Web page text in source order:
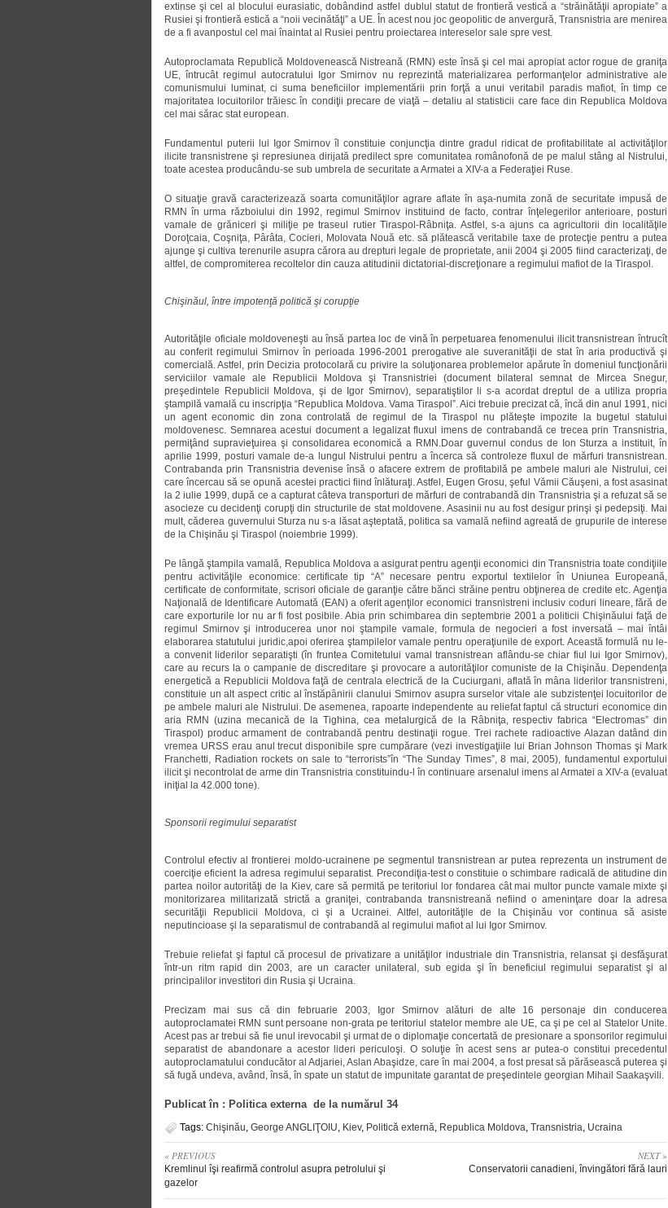
extinse şi cel al blocului eurasiatic, dobândind astfel dublul statut de frontieră vestică a “străinătăţii apropiate” a
Rusiei şi frontieră estică a “noii vecinătăţi” a UE. În acest nou joc geopolitic de anvergură, Transnistria are menirea
de a fi avanpostul cel mai înaintat al Rusiei pentru proiectarea intereselor sale spre vest.
Autoproclamata Republică Moldovenească Nistreană (RMN) este însă şi cel mai apropiat actor rogue de graniţa
UE, întrucât regimul autocratului Igor Smirnov nu reprezintă materializarea performanţelor administrative ale
comunismului luminat, ci suma beneficiilor implementării prin forţă a unui veritabil paradis mafiot, în timp ce
majoritatea locuitorilor trăiesc în condiţii precare de viaţă – detaliu al statisticii care face din Republica Moldova
cel mai sărac stat european.
Fundamentul puterii lui Igor Smirnov îl constituie conjuncţia dintre gradul ridicat de profitabilitate al activităţilor
ilicite transnistrene şi represiunea dirijată predilect spre comunitatea românofonă de pe malul stâng al Nistrului,
toate acestea producându-se sub umbrela de securitate a Armatei a XIV-a a Federaţiei Ruse.
O situaţie gravă caracterizează soarta comunităţilor agrare aflate în aşa-numita zonă de securitate impusă de
RMN în urma războiului din 1992, regimul Smirnov instituind de facto, contrar înţelegerilor anterioare, posturi
vamale de grăniceri şi miliţie pe traseul rutier Tiraspol-Râbniţa. Astfel, s-a ajuns ca agricultorii din localităţile
Doroţcaia, Coşniţa, Pârâta, Cocieri, Molovata Nouă etc. să plătească veritabile taxe de protecţie pentru a putea
ajunge şi cultiva terenurile asupra cărora au drepturi legale de proprietate, anii 2004 şi 2005 fiind caracterizaţi, de
altfel, de compromiterea recoltelor din cauza atitudinii dictatorial-discreţionare a regimului mafiot de la Tiraspol.
Chişinăul, între impotenţă politică şi corupţie
Autorităţile oficiale moldoveneşti au însă partea loc de vină în perpetuarea fenomenului ilicit transnistrean întrucît
au conferit regimului Smirnov în perioada 1996-2001 prerogative ale suveranităţii de stat în aria productivă şi
comercială. Astfel, prin Decizia protocolară cu privire la soluţionarea problemelor apărute în domeniul funcţionării
serviciilor vamale ale Republicii Moldova şi Transnistriei (document bilateral semnat de Mircea Snegur,
preşedintele Republicii Moldova, şi de Igor Smirnov), separatiştilor li s-a acordat dreptul de a utiliza propria
ştampilă vamală cu inscripţia “Republica Moldova. Vama Tiraspol”. Aici trebuie precizat că, încă din anul 1991, nici
un agent economic din zona controlată de regimul de la Tiraspol nu plăteşte impozite la bugetul statului
moldovenesc. Semnarea acestui document a legalizat fluxul imens de contrabandă ce trecea prin Transnistria,
permiţând supravieţuirea şi consolidarea economică a RMN.Doar guvernul condus de Ion Sturza a instituit, în
aprilie 1999, posturi vamale de-a lungul Nistrului pentru a încerca să controleze fluxul de mărfuri transnistrean.
Contrabanda prin Transnistria devenise însă o afacere extrem de profitabilă pe ambele maluri ale Nistrului, cei
care încercau să se opună acestei practici fiind înlăturaţi. Astfel, Eugen Grosu, şeful Vămii Căuşeni, a fost asasinat
la 2 iulie 1999, după ce a capturat câteva transporturi de mărfuri de contrabandă din Transnistria şi a refuzat să se
asocieze cu decidenţi corupţi din structurile de stat moldovene. Asasinii nu au fost desigur prinşi şi pedepsiţi. Mai
mult, căderea guvernului Sturza nu s-a lăsat aşteptată, politica sa vamală nefiind agreată de grupurile de interese
de la Chişinău şi Tiraspol (noiembrie 1999).
Pe lângă ştampila vamală, Republica Moldova a asigurat pentru agenţii economici din Transnistria toate condiţiile
pentru activităţile economice: certificate tip “A” necesare pentru exportul textilelor în Uniunea Europeană,
certificate de conformitate, scrisori oficiale de garanţie către bănci străine pentru obţinerea de credite etc. Agenţia
Naţională de Identificare Automată (EAN) a oferit agenţilor economici transnistreni inclusiv coduri lineare, fără de
care exporturile lor nu ar fi fost posibile. Abia prin schimbarea din septembrie 2001 a politicii Chişinăului faţă de
regimul Smirnov şi introducerea unor noi ştampile vamale, formula de negocieri a fost inversată – mai întâi
elaborarea statutului juridic,apoi oferirea ştampilelor vamale pentru operaţiunile de export. Această formulă nu le-
a convenit liderilor separatişti (în fruntea Comitetului vamal transnistrean aflându-se chiar fiul lui Igor Smirnov),
care au recurs la o campanie de discreditare şi provocare a autorităţilor comuniste de la Chişinău. Dependenţa
energetică a Republicii Moldova faţă de centrala electrică de la Cuciurgani, aflată în mâna liderilor transnistreni,
constituie un alt aspect critic al înstăpânirii clanului Smirnov asupra surselor vitale ale subzistenţei locuitorilor de
pe ambele maluri ale Nistrului. De asemenea, rapoarte independente au reliefat faptul că structuri economice din
aria RMN (uzina mecanică de la Tighina, cea metalurgică de la Râbniţa, respectiv fabrica “Electromas” din
Tiraspol) produc armament de contrabandă pentru destinaţii rogue. Trei rachete radioactive Alazan datând din
vremea URSS erau anul trecut disponibile spre cumpărare (vezi investigaţiile lui Brian Johnson Thomas şi Mark
Franchetti, Radiation rockets on sale to “terrorists”în “The Sunday Times”, 8 mai, 2005), fundamentul exportului
ilicit şi necontrolat de arme din Transnistria constituindu-l în continuare arsenalul imens al Armatei a XIV-a (evaluat
iniţial la 42.000 tone).
Sponsorii regimului separatist
Controlul efectiv al frontierei moldo-ucrainene pe segmentul transnistrean ar putea reprezenta un instrument de
coerciţie eficient la adresa regimului separatist. Precondiţia-test o constituie o schimbare radicală de atitudine din
partea noilor autorităţi de la Kiev, care să permită pe teritoriul lor fondarea cât mai multor puncte vamale mixte şi
monitorizarea militarizată strictă a graniţei, contrabanda transnistreană nefiind o ameninţare doar la adresa
securităţii Republicii Moldova, ci şi a Ucrainei. Altfel, autorităţile de la Chişinău vor continua să asiste
neputincioase şi la separatismul de contrabandă al regimului mafiot al lui Igor Smirnov.
Trebuie reliefat şi faptul că procesul de privatizare a unităţilor industriale din Transnistria, relansat şi desfăşurat
într-un ritm rapid din 2003, are un caracter unilateral, sub egida şi în beneficiul regimului separatist şi al
principalilor investitori din Rusia şi Ucraina.
Precizam mai sus că din februarie 2003, Igor Smirnov alături de alte 16 personaje din conducerea
autoproclamatei RMN sunt persoane non-grata pe teritoriul statelor membre ale UE, ca şi pe cel al Statelor Unite.
Acest pas ar trebui să fie unul irevocabil şi urmat de o diplomaţie concertată de presionare a sponsorilor regimului
separatist de abandonare a acestor lideri periculoşi. O soluţie în acest sens ar putea-o constitui precedentul
autoproclamatului conducător al Adjariei, Aslan Abaşidze, care în mai 2004, a fost presat să părăsească puterea şi
să fugă undeva, având, însă, în spate un statut de impunitate garantat de preşedintele georgian Mihail Saakaşvili.
Publicat în : Politica externa de la numărul 34
Tags: Chişinău, George ANGLIŢOIU, Kiev, Politică externă, Republica Moldova, Transnistria, Ucraina
« PREVIOUS
Kremlinul îşi reafirmă controlul asupra petrolului şi
gazelor
NEXT »
Conservatorii canadieni, învingători fără lauri